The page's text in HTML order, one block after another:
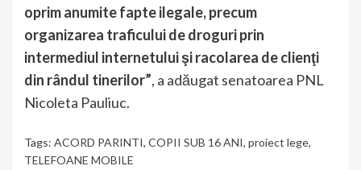
oprim anumite fapte ilegale, precum
organizarea traficului de droguri prin
intermediul internetului şi racolarea de clienţi
din rândul tinerilor”, a adăugat senatoarea PNL
Nicoleta Pauliuc.
Tags: ACORD PARINTI, COPII SUB 16 ANI, proiect lege,
TELEFOANE MOBILE